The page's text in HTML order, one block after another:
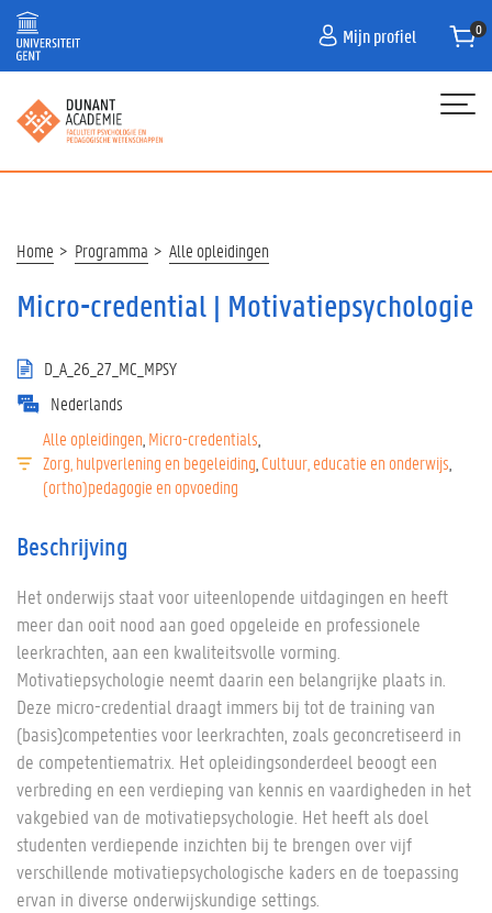
Overslaan
naar
inhoud
gaan
Mijn profiel
PROGRAMMA
AANMELDEN VOOR OPLEIDINGEN IN 26-27
HOE SCHRIJF IK IN?
Kruimelpad
Home Programma Alle opleidingen
Micro-credential | Motivatiepsychologie
D_A_26_27_MC_MPSY
Nederlands
Alle opleidingen Micro-credentials
Zorg, hulpverlening en begeleiding Cultuur, educatie en onderwijs
(ortho)pedagogie en opvoeding
Beschrijving
Het onderwijs staat voor uiteenlopende uitdagingen en heeft
meer dan ooit nood aan goed opgeleide en professionele
leerkrachten, aan een kwaliteitsvolle vorming.
Motivatiepsychologie neemt daarin een belangrijke plaats in.
Deze micro-credential draagt immers bij tot de training van
(basis)competenties voor leerkrachten, zoals geconcretiseerd in
de competentiematrix. Het opleidingsonderdeel beoogt een
verbreding en een verdieping van kennis en vaardigheden in het
vakgebied van de motivatiepsychologie. Het heeft als doel
studenten verdiepende inzichten bij te brengen over vijf
verschillende motivatiepsychologische kaders en de toepassing
ervan in diverse onderwijskundige settings.